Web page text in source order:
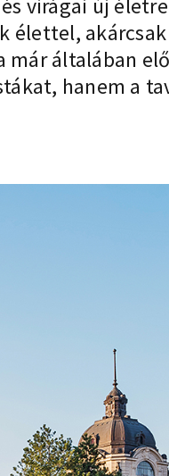
virágai új
általában
hanem a